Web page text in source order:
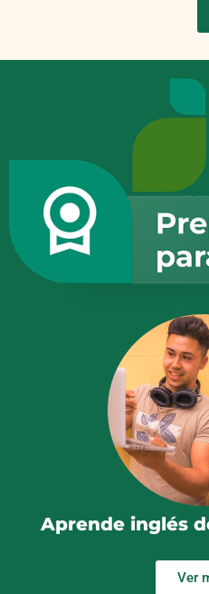
Aprende inglés
Ver